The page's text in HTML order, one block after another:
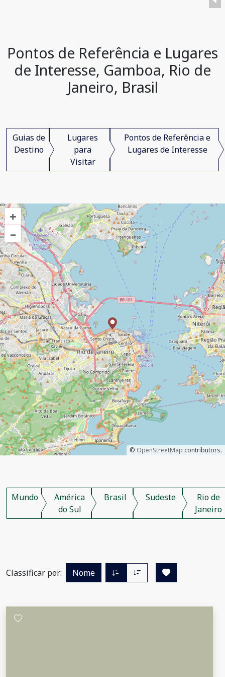
Pontos de Referência e Lugares
de Interesse, Gamboa, Rio de
Janeiro, Brasil
Guias de
Destino
Lugares
para
Visitar
Pontos de Referência e
Lugares de Interesse
+
–
© OpenStreetMap contributors.
Mundo
América
do Sul
Brasil Sudeste
Rio de
Janeiro
Classificar por: Nome